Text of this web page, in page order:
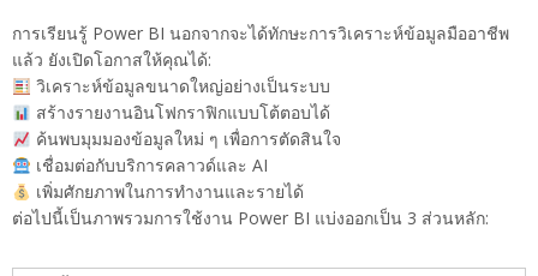
การเรียนรู้ Power BI นอกจากจะได้ทักษะการวิเคราะห์ข้อมูลมืออาชีพ
แล้ว ยังเปิดโอกาสให้คุณได้:
วิเคราะห์ข้อมูลขนาดใหญ่อย่างเป็นระบบ
สร้างรายงานอินโฟกราฟิกแบบโต้ตอบได้
ค้นพบมุมมองข้อมูลใหม่ ๆ เพื่อการตัดสินใจ
เชื่อมต่อกับบริการคลาวด์และ AI
เพิ่มศักยภาพในการทำงานและรายได้
ต่อไปนี้เป็นภาพรวมการใช้งาน Power BI แบ่งออกเป็น 3 ส่วนหลัก: